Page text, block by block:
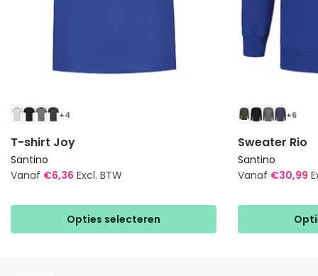
+4
T-shirt Joy
Santino
Vanaf €6,36 Excl. BTW
Opties selecteren
heeft
+6
Sweater Rio
Santino
Vanaf €30,99
heeft